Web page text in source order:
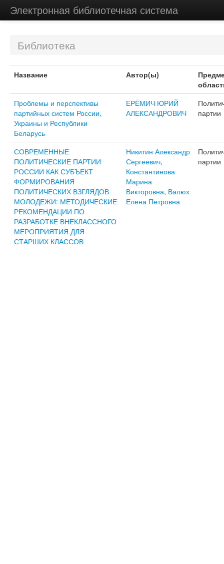
Электронная библиотечная система
Библиотека
Название Автор(ы)
Проблемы и перспективы
партийных систем России,
Украины и Республики
Беларусь
ЕРЁМИЧ ЮРИЙ
АЛЕКСАНДРОВИЧ
партии
СОВРЕМЕННЫЕ
ПОЛИТИЧЕСКИЕ ПАРТИИ
РОССИИ КАК СУБЪЕКТ
ФОРМИРОВАНИЯ
ПОЛИТИЧЕСКИХ ВЗГЛЯДОВ
МОЛОДЕЖИ: МЕТОДИЧЕСКИЕ
РЕКОМЕНДАЦИИ ПО
РАЗРАБОТКЕ ВНЕКЛАССНОГО
МЕРОПРИЯТИЯ ДЛЯ
СТАРШИХ КЛАССОВ
Никитин Александр
Сергеевич,
Константинова
Марина
Викторовна, Валюх
Елена Петровна
партии